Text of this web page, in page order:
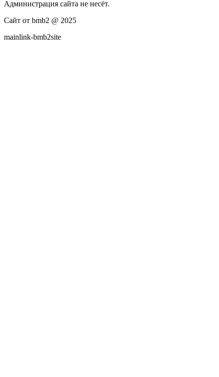
Администрация сайта не несёт.
Сайт от bmb2 @ 2025
mainlink-bmb2site